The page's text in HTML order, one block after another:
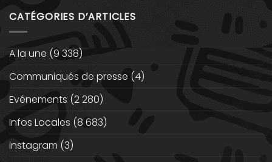
CATÉGORIES D’ARTICLES
A la une (9 338)
Communiqués de presse (4)
Evénements (2 280)
Infos Locales (8 683)
instagram (3)